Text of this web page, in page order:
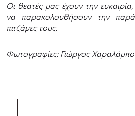
Οι θεατές μας έχουν την
να παρακολουθήσουν την
πιτζάμες τους.
Φωτογραφίες: Γιώργος